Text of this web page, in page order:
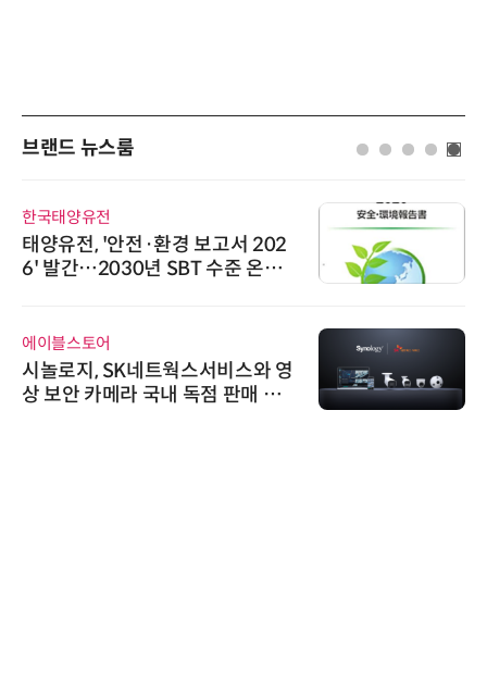
브랜드 뉴스룸
한국태양유전
태양유전, '안전·환경 보고서 202
6' 발간…2030년 SBT 수준 온실
에이블스토어
시놀로지, SK네트웍스서비스와 영
상 보안 카메라 국내 독점 판매 파